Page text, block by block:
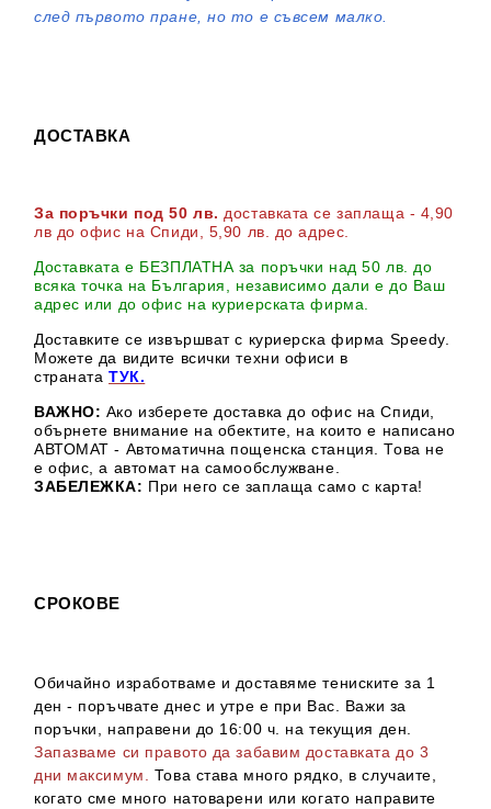
след първото пране, но то е съвсем малко.
ДОСТАВКА
За поръчки под 50 лв. доставката се заплаща - 4,90
лв до офис на Спиди
, 5,90 лв. до адрес
Доставката е БЕЗПЛАТНА за поръчки над 50 лв. до
всяка точка на България, независимо дали е до Ваш
адрес или до офис на куриерската фирма.
Доставките се извършват с куриерска фирма Speedy.
Можете да видите всички техни офиси в
страната ТУК.
ВАЖНО: Ако изберете доставка до офис на Спиди,
обърнете внимание на обектите, на които е написано
АВТОМАТ - Автоматична пощенска станция. Това не
е офис, а автомат на самообслужване.
ЗАБЕЛЕЖКА: При него се заплаща само с карта!
СРОКОВЕ
Обичайно изработваме и доставяме тениските за 1
ден - поръчвате днес и утре е при Вас. Важи за
поръчки, направени до 16:00 ч. на текущия ден.
Запазваме си правото да забавим доставката до 3
дни максимум.
Това става много рядко, в случаите,
когато сме много натоварени или когато направите